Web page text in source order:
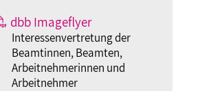
dbb Imageflyer
Interessenvertretung der
Beamtinnen, Beamten,
Arbeitnehmerinnen und
Arbeitnehmer